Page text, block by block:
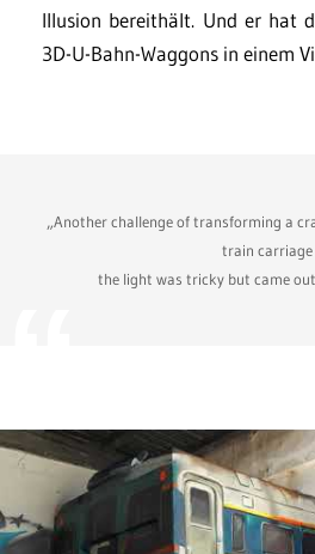
Illusion bereithält. Und er hat
3D-U-Bahn-Waggons in einem
„Another challenge of transforming a
train carriage
the light was tricky but came